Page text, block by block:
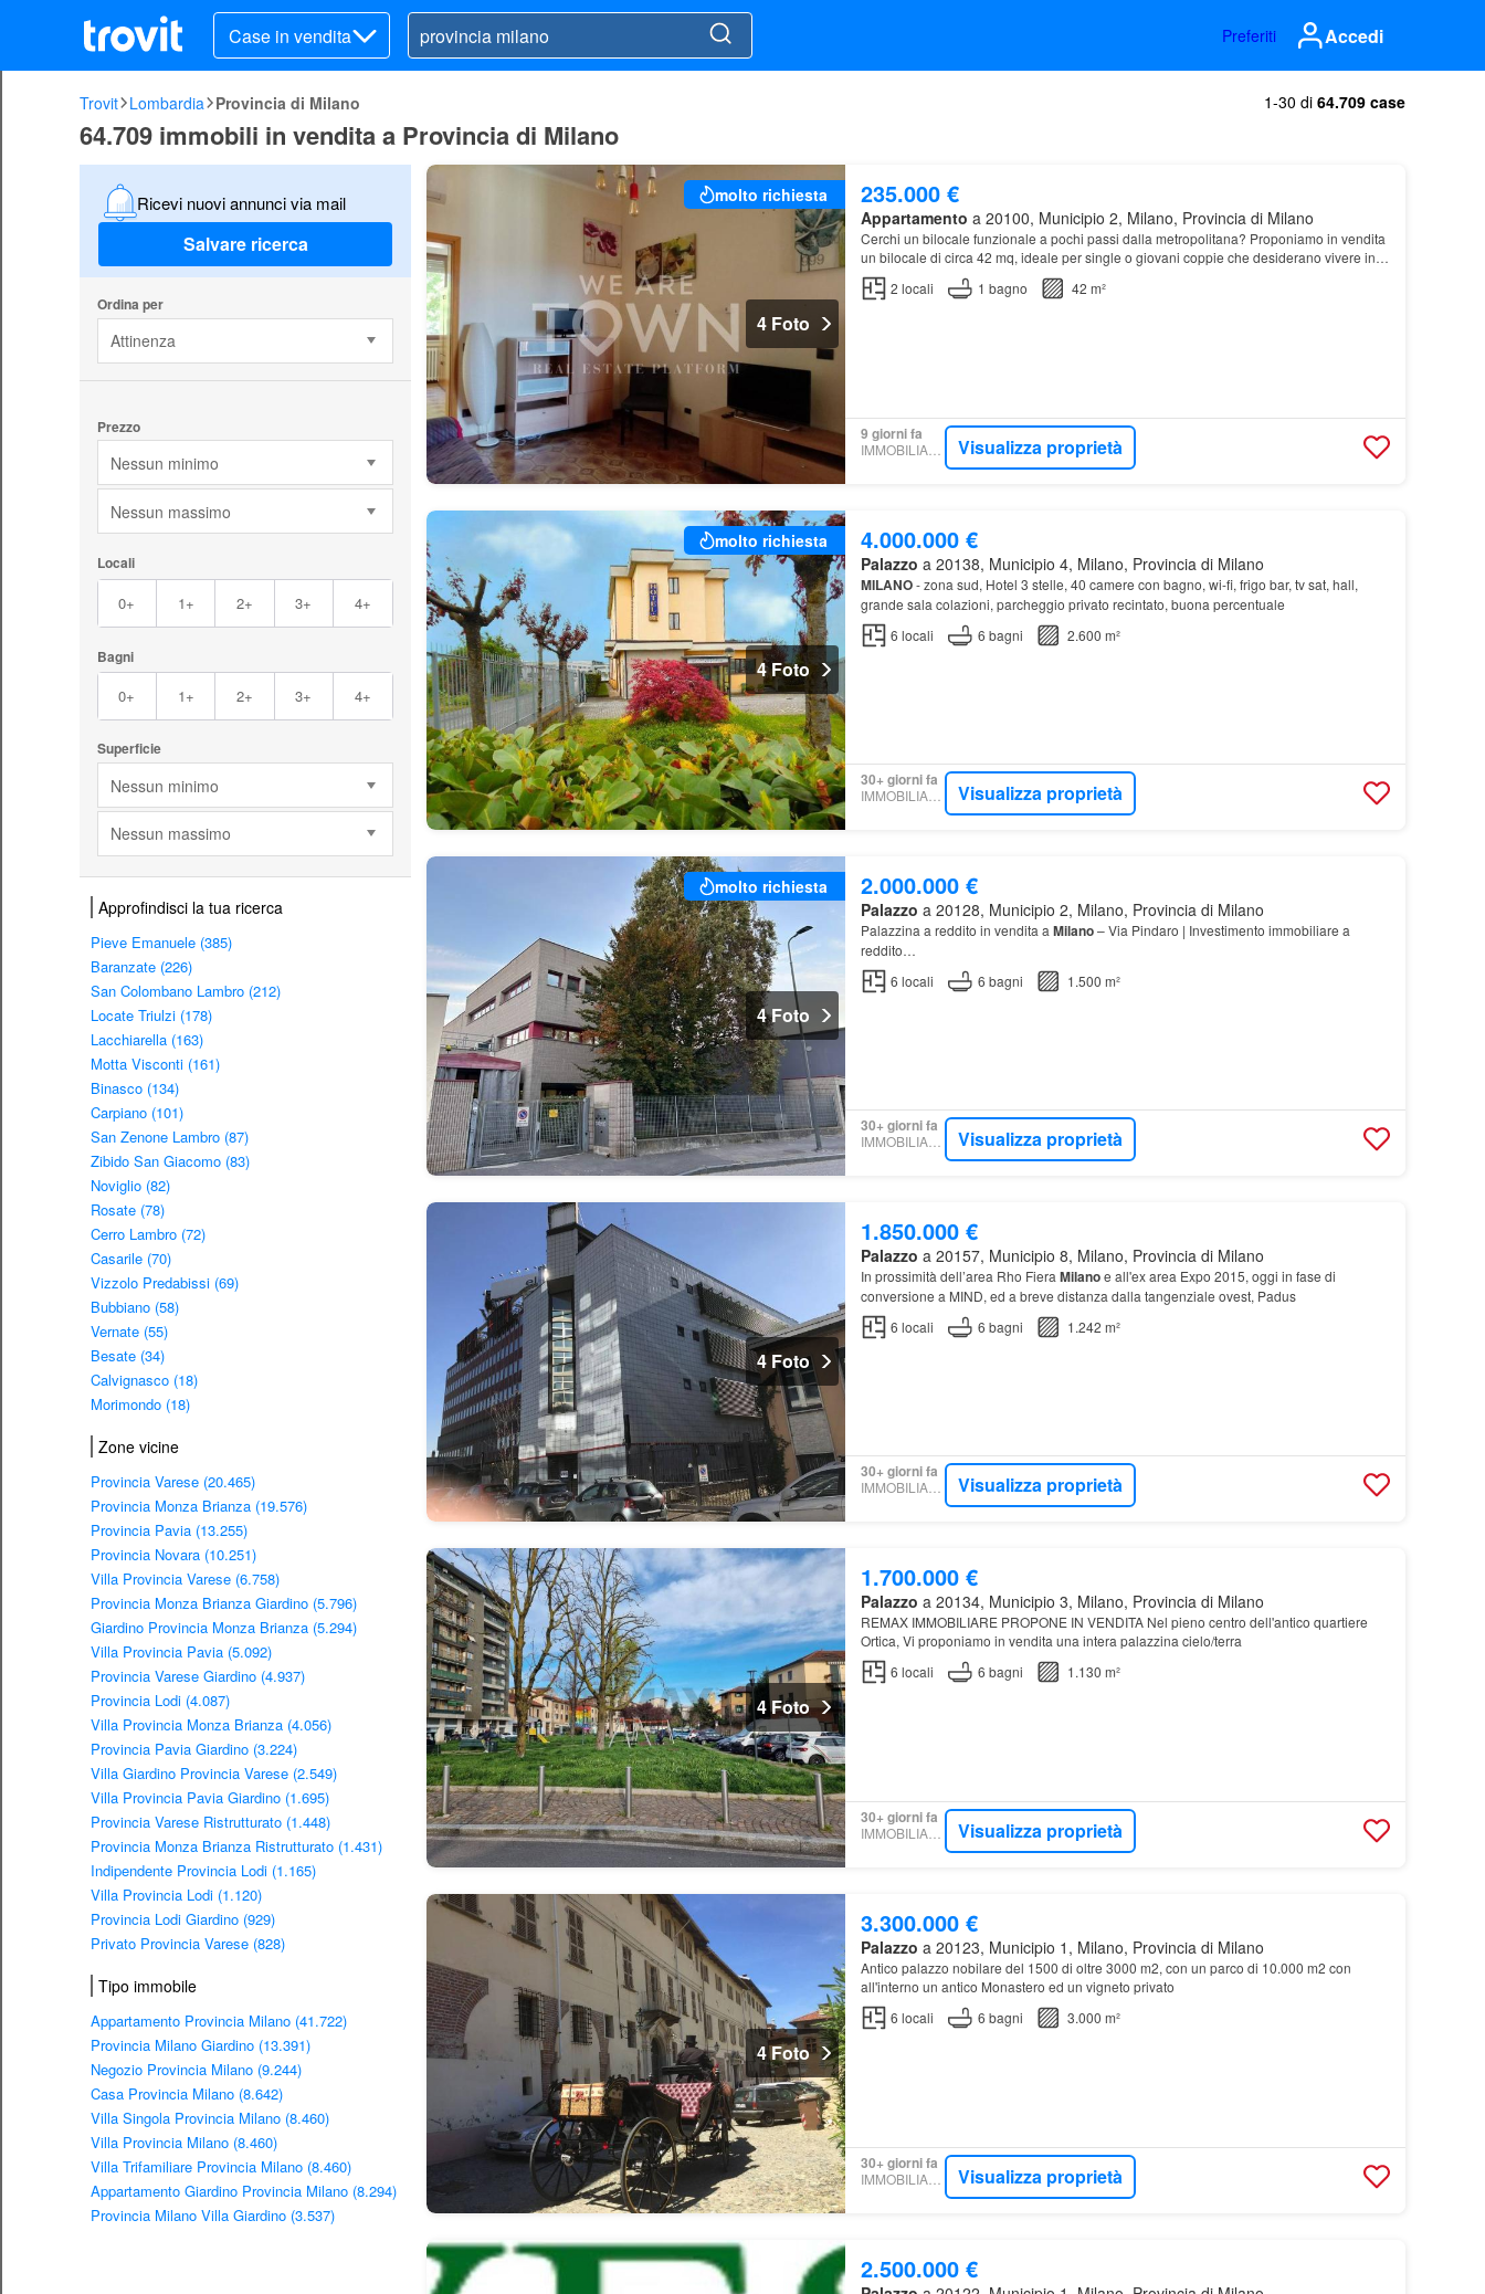
Case in vendita Preferiti Accedi
Trovit Lombardia Provincia di Milano 1-30 di 64.709 case
64.709 immobili in vendita a Provincia di Milano
Ricevi nuovi annunci via mail
Salvare ricerca
Ordina per
Attinenza
Prezzo
Nessun minimo
Nessun massimo
Locali
0+ 1+ 2+ 3+ 4+
Bagni
0+ 1+ 2+ 3+ 4+
Superficie
Nessun minimo
Nessun massimo
Approfindisci la tua ricerca
Pieve Emanuele (385)
Baranzate (226)
San Colombano Lambro (212)
Locate Triulzi (178)
Lacchiarella (163)
Motta Visconti (161)
Binasco (134)
Carpiano (101)
San Zenone Lambro (87)
Zibido San Giacomo (83)
Noviglio (82)
Rosate (78)
Cerro Lambro (72)
Casarile (70)
Vizzolo Predabissi (69)
Bubbiano (58)
Vernate (55)
Besate (34)
Calvignasco (18)
Morimondo (18)
Zone vicine
Provincia Varese (20.465)
Provincia Monza Brianza (19.576)
Provincia Pavia (13.255)
Provincia Novara (10.251)
Villa Provincia Varese (6.758)
Provincia Monza Brianza Giardino (5.796)
Giardino Provincia Monza Brianza (5.294)
Villa Provincia Pavia (5.092)
Provincia Varese Giardino (4.937)
Provincia Lodi (4.087)
Villa Provincia Monza Brianza (4.056)
Provincia Pavia Giardino (3.224)
Villa Giardino Provincia Varese (2.549)
Villa Provincia Pavia Giardino (1.695)
Provincia Varese Ristrutturato (1.448)
Provincia Monza Brianza Ristrutturato (1.431)
Indipendente Provincia Lodi (1.165)
Villa Provincia Lodi (1.120)
Provincia Lodi Giardino (929)
Privato Provincia Varese (828)
Tipo immobile
Appartamento Provincia Milano (41.722)
Provincia Milano Giardino (13.391)
Negozio Provincia Milano (9.244)
Casa Provincia Milano (8.642)
Villa Singola Provincia Milano (8.460)
Villa Provincia Milano (8.460)
Villa Trifamiliare Provincia Milano (8.460)
Appartamento Giardino Provincia Milano (8.294)
Provincia Milano Villa Giardino (3.537)
molto richiesta
4 Foto
235.000 €
Appartamento a 20100, Municipio 2, Milano, Provincia di Milano
Cerchi un bilocale funzionale a pochi passi dalla metropolitana? Proponiamo in vendita
un bilocale di circa 42 mq, ideale per single o giovani coppie che desiderano vivere in
una zona ben collegata e
2 locali 1 bagno 42 m²
9 giorni fa
IMMOBILIARE.IT Visualizza proprietà
molto richiesta
4 Foto
4.000.000 €
Palazzo a 20138, Municipio 4, Milano, Provincia di Milano
MILANO- zona sud, Hotel 3 stelle, 40 camere con bagno, wi-fi, frigo bar, tv sat, hall,
grande sala colazioni, parcheggio privato recintato, buona percentuale
6 locali 6 bagni 2.600 m²
30+ giorni fa
IMMOBILIARE.IT Visualizza proprietà
molto richiesta
4 Foto
2.000.000 €
Palazzo a 20128, Municipio 2, Milano, Provincia di Milano
Palazzina a reddito in vendita a Milano– Via Pindaro | Investimento immobiliare a
reddito…
6 locali 6 bagni 1.500 m²
30+ giorni fa
IMMOBILIARE.IT Visualizza proprietà
4 Foto
1.850.000 €
Palazzo a 20157, Municipio 8, Milano, Provincia di Milano
In prossimità dell’area Rho Fiera Milanoe all'ex area Expo 2015, oggi in fase di
conversione a MIND, ed a breve distanza dalla tangenziale ovest, Padus
6 locali 6 bagni 1.242 m²
30+ giorni fa
IMMOBILIARE.IT Visualizza proprietà
4 Foto
1.700.000 €
Palazzo a 20134, Municipio 3, Milano, Provincia di Milano
REMAX IMMOBILIARE PROPONE IN VENDITA Nel pieno centro dell'antico quartiere
Ortica, Vi proponiamo in vendita una intera palazzina cielo/terra
6 locali 6 bagni 1.130 m²
30+ giorni fa
IMMOBILIARE.IT Visualizza proprietà
4 Foto
3.300.000 €
Palazzo a 20123, Municipio 1, Milano, Provincia di Milano
Antico palazzo nobilare del 1500 di oltre 3000 m2, con un parco di 10.000 m2 con
all'interno un antico Monastero ed un vigneto privato
6 locali 6 bagni 3.000 m²
30+ giorni fa
IMMOBILIARE.IT Visualizza proprietà
2.500.000 €